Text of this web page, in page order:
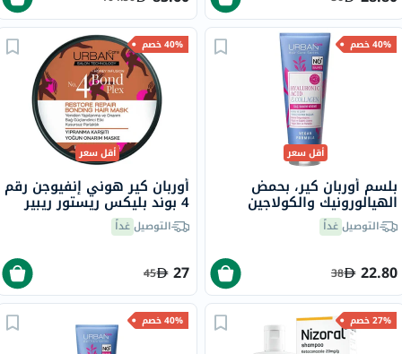
40% خصم
أقل سعر
بلسم أوربان كير، بحمض
الهيالورونيك والكولاجين
للشعر الجاف 250 مل
التوصيلغداً
22.80
38
40% خصم
أقل سعر
أوربان كير هوني إنفيوجن رقم
4 بوند بليكس ريستور ريبير
بوندينج قناع الشعر 230 مل
التوصيلغداً
27
45
27% خصم 40% خصم